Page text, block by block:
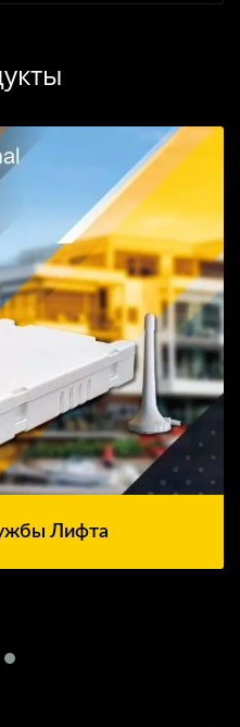
Лифта